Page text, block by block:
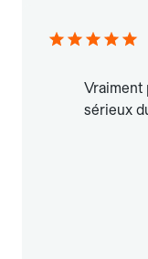
Vraiment
sérieux